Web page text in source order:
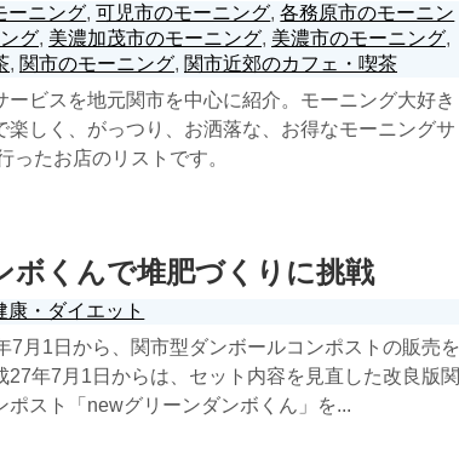
ーニング,可児市のモーニング,各務原市のモーニン
グ, 美濃加茂市のモーニング, 美濃市のモーニング,
, 関市のモーニング, 関市近郊のカフェ・喫茶
ービスを地元関市を中心に紹介。モーニング大好き
楽しく、がっつり、お洒落な、お得なモーニングサ
ったお店のリストです。
ボくんで堆肥づくりに挑戦
康・ダイエット
7月1日から、関市型ダンボールコンポストの販売を
27年7月1日からは、セット内容を見直した改良版関
ポスト「newグリーンダンボくん」を...